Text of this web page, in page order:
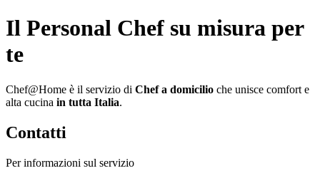
Il Personal Chef su misura per
te
Chef@Home è il servizio di Chef a domicilio che unisce comfort e
alta cucina in tutta Italia.
Contatti
Per informazioni sul servizio